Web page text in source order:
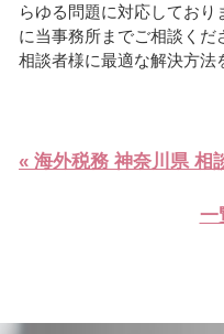
らゆる問題に対応してお
に当事務所までご相談く
相談者様に最適な解決方法
« 海外税務 神奈川県 相
一